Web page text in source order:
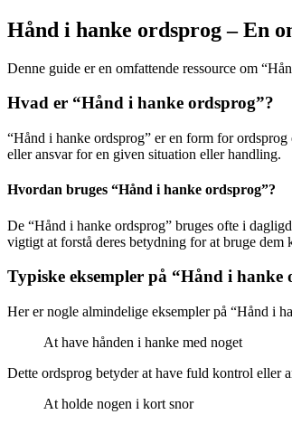
Hånd i hanke ordsprog – En
Denne guide er en omfattende ressource om
Hvad er “Hånd i hanke ordsprog”?
“Hånd i hanke ordsprog” er en form for
eller ansvar for en given situation eller handling.
Hvordan bruges “Hånd i hanke ordsprog”?
De “Hånd i hanke ordsprog” bruges ofte i
vigtigt at forstå deres betydning for at bruge dem
Typiske eksempler på “Hånd i hanke
Her er nogle almindelige eksempler på “Hånd i
At have hånden i hanke med noget
Dette ordsprog betyder at have fuld kontrol eller
At holde nogen i kort snor